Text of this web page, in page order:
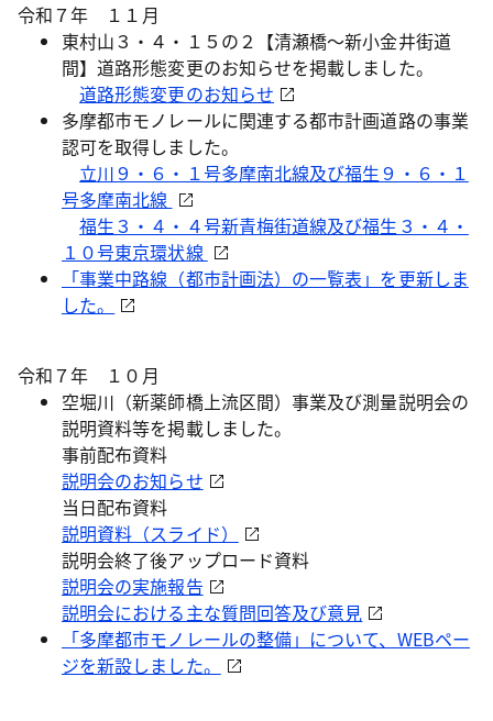
令和７年 １１月
東村山３・４・１５の２【清瀬橋～新小金井街道
間】道路形態変更のお知らせを掲載しました。
道路形態変更のお知らせ
多摩都市モノレールに関連する都市計画道路の事業
認可を取得しました。
立川９・６・１号多摩南北線及び福生９・６・１
号多摩南北線
福生３・４・４号新青梅街道線及び福生３・４・
１０号東京環状線
「事業中路線（都市計画法）の一覧表」を更新しま
した。
令和７年 １０月
空堀川（新薬師橋上流区間）事業及び測量説明会の
説明資料等を掲載しました。
事前配布資料
説明会のお知らせ
当日配布資料
説明資料（スライド）
説明会終了後アップロード資料
説明会の実施報告
説明会における主な質問回答及び意見
「多摩都市モノレールの整備」について、WEBペー
ジを新設しました。